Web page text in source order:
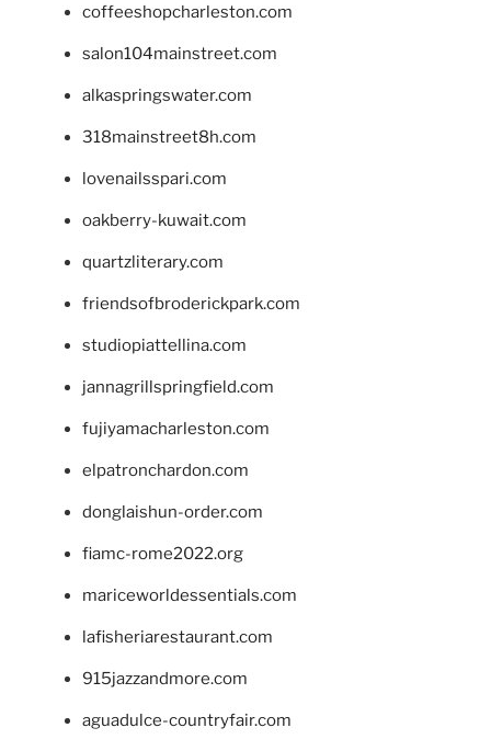
coffeeshopcharleston.com
salon104mainstreet.com
alkaspringswater.com
318mainstreet8h.com
lovenailsspari.com
oakberry-kuwait.com
quartzliterary.com
friendsofbroderickpark.com
studiopiattellina.com
jannagrillspringfield.com
fujiyamacharleston.com
elpatronchardon.com
donglaishun-order.com
fiamc-rome2022.org
mariceworldessentials.com
lafisheriarestaurant.com
915jazzandmore.com
aguadulce-countryfair.com